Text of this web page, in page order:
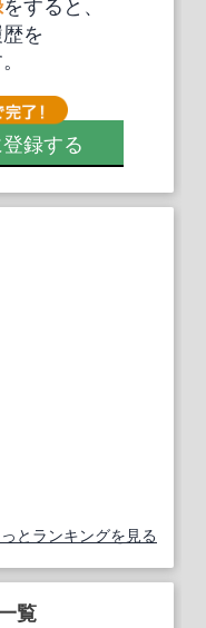
を
録する
とランキングを見る
覧